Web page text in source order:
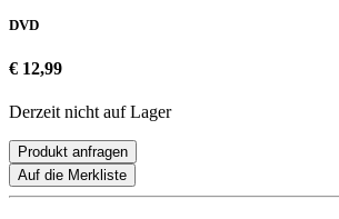
DVD
€ 12,99
Derzeit nicht auf Lager
Produkt anfragen
Auf die Merkliste